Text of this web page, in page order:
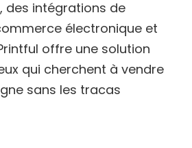
des intégrations de
électronique et
offre une solution
qui cherchent à vendre
sans les tracas